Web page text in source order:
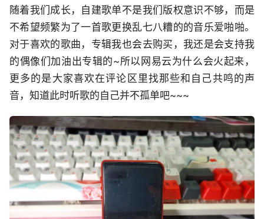
随着我们成长，自建歌单不是我们版权意识不够，而是
不希望频繁为了一首歌更换乱七八糟的的音乐爱啪啪。
对于喜欢的歌曲，专辑我也会去购买，我还是会支持我
的偶像们加油出专辑的~所以网易云为什么会火起来，
更多的是大家喜欢在评论区里找那些和自己共鸣的声
音，知道此时听歌的自己并不孤单吧~~~